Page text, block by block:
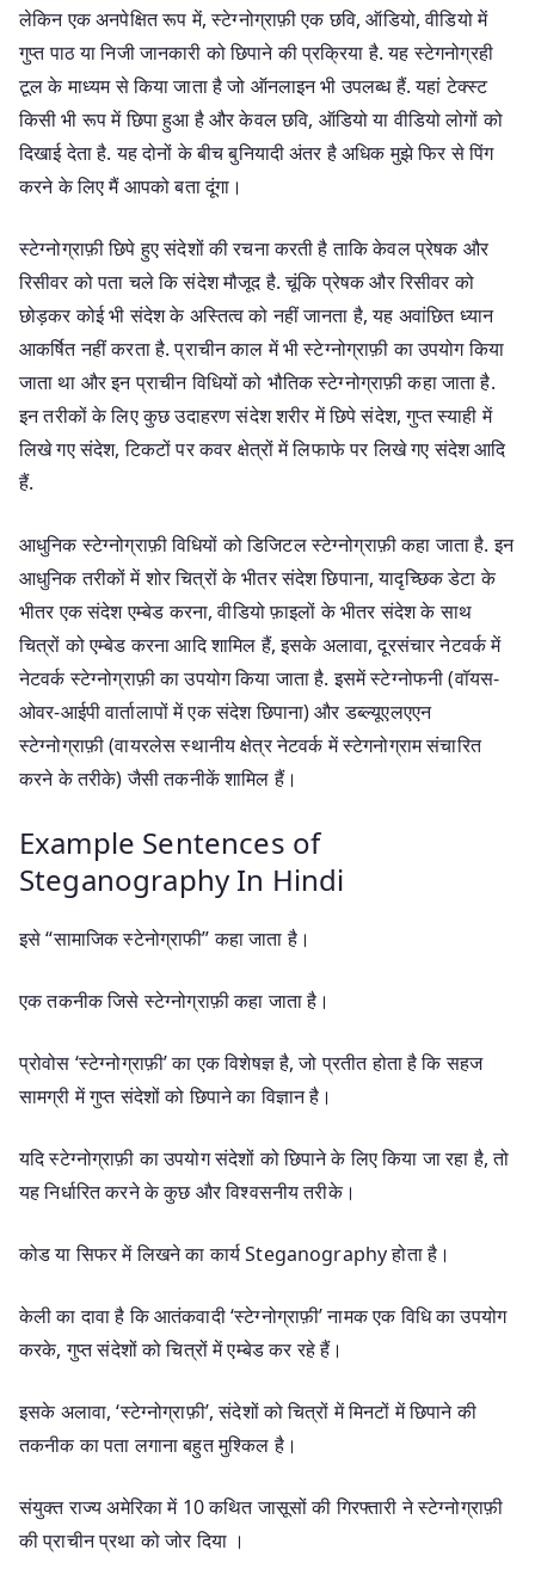
लेकिन एक अनपेक्षित रूप में, स्टेग्नोग्राफ़ी एक छवि, ऑडियो, वीडियो में
गुप्त पाठ या निजी जानकारी को छिपाने की प्रक्रिया है. यह स्टेगनोग्रही
टूल के माध्यम से किया जाता है जो ऑनलाइन भी उपलब्ध हैं. यहां टेक्स्ट
किसी भी रूप में छिपा हुआ है और केवल छवि, ऑडियो या वीडियो लोगों को
दिखाई देता है. यह दोनों के बीच बुनियादी अंतर है अधिक मुझे फिर से पिंग
करने के लिए मैं आपको बता दूंगा।
स्टेग्नोग्राफ़ी छिपे हुए संदेशों की रचना करती है ताकि केवल प्रेषक और
रिसीवर को पता चले कि संदेश मौजूद है. चूंकि प्रेषक और रिसीवर को
छोड़कर कोई भी संदेश के अस्तित्व को नहीं जानता है, यह अवांछित ध्यान
आकर्षित नहीं करता है. प्राचीन काल में भी स्टेग्नोग्राफ़ी का उपयोग किया
जाता था और इन प्राचीन विधियों को भौतिक स्टेग्नोग्राफ़ी कहा जाता है.
इन तरीकों के लिए कुछ उदाहरण संदेश शरीर में छिपे संदेश, गुप्त स्याही में
लिखे गए संदेश, टिकटों पर कवर क्षेत्रों में लिफाफे पर लिखे गए संदेश आदि
हैं.
आधुनिक स्टेग्नोग्राफ़ी विधियों को डिजिटल स्टेग्नोग्राफ़ी कहा जाता है. इन
आधुनिक तरीकों में शोर चित्रों के भीतर संदेश छिपाना, यादृच्छिक डेटा के
भीतर एक संदेश एम्बेड करना, वीडियो फ़ाइलों के भीतर संदेश के साथ
चित्रों को एम्बेड करना आदि शामिल हैं, इसके अलावा, दूरसंचार नेटवर्क में
नेटवर्क स्टेग्नोग्राफ़ी का उपयोग किया जाता है. इसमें स्टेग्नोफनी (वॉयस-
ओवर-आईपी वार्तालापों में एक संदेश छिपाना) और डब्ल्यूएलएएन
स्टेग्नोग्राफ़ी (वायरलेस स्थानीय क्षेत्र नेटवर्क में स्टेगनोग्राम संचारित
करने के तरीके) जैसी तकनीकें शामिल हैं।
Example Sentences of
Steganography In Hindi
इसे “सामाजिक स्टेनोग्राफी” कहा जाता है।
एक तकनीक जिसे स्टेग्नोग्राफ़ी कहा जाता है।
प्रोवोस ‘स्टेग्नोग्राफ़ी’ का एक विशेषज्ञ है, जो प्रतीत होता है कि सहज
सामग्री में गुप्त संदेशों को छिपाने का विज्ञान है।
यदि स्टेग्नोग्राफ़ी का उपयोग संदेशों को छिपाने के लिए किया जा रहा है, तो
यह निर्धारित करने के कुछ और विश्वसनीय तरीके।
कोड या सिफर में लिखने का कार्य Steganography होता है।
केली का दावा है कि आतंकवादी ‘स्टेग्नोग्राफ़ी’ नामक एक विधि का उपयोग
करके, गुप्त संदेशों को चित्रों में एम्बेड कर रहे हैं।
इसके अलावा, ‘स्टेग्नोग्राफ़ी’, संदेशों को चित्रों में मिनटों में छिपाने की
तकनीक का पता लगाना बहुत मुश्किल है।
संयुक्त राज्य अमेरिका में 10 कथित जासूसों की गिरफ्तारी ने स्टेग्नोग्राफ़ी
की प्राचीन प्रथा को जोर दिया ।